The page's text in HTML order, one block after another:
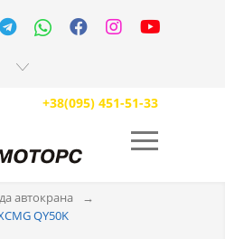
    
+38(095) 451-51-33
автокрана
→
QY50K